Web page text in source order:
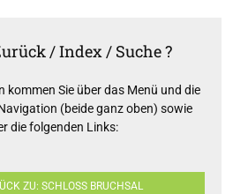
/ Index / Suche ?
kommen Sie über das Menü und die
(beide ganz oben) sowie
die folgenden Links:
ZU: SCHLOSS BRUCHSAL